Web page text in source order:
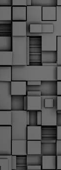
σε δήμους της
την
έχουν
τους
δημοσιεύουμε
MAR
Ενισχύεται
Θεσσαλονίκης
οι 75
«Με αυτούς, σε
να είμαι